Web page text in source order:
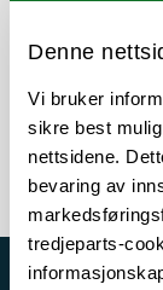
Denne
Vi bruker
sikre best
nettsidene.
bevaring av
tredjeparts-
Research